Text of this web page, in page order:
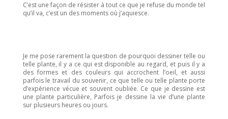
C’est une façon de résister à tout ce que je refuse du monde tel
qu’il va, c’est un des moments où j’aquiesce.
Je me pose rarement la question de pourquoi dessiner telle ou
telle plante, il y a ce qui est disponible au regard, et puis il y a
des formes et des couleursqui accrochent l’oeil, et aussi
parfois le travail du souvenir, ce que telle ou telle plante porte
d’expérience vécue et souvent oubliée. Ce que je dessine est
une plante particulière, Parfois je dessine la vie d’une plante
sur plusieurs heures ou jours.